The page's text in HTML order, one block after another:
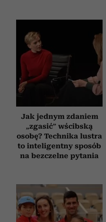
Jak jednym zdaniem
„zgasić” wścibską
osobę? Technika lustra
to inteligentny sposób
na bezczelne pytania